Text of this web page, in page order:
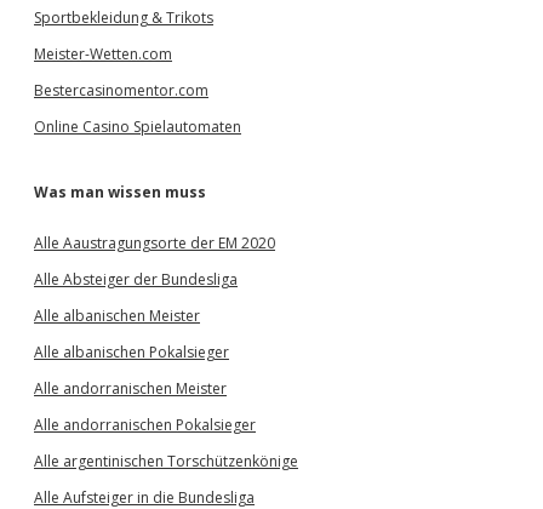
Sportbekleidung & Trikots
Meister-Wetten.com
Bestercasinomentor.com
Online Casino Spielautomaten
Was man wissen muss
Alle Aaustragungsorte der EM 2020
Alle Absteiger der Bundesliga
Alle albanischen Meister
Alle albanischen Pokalsieger
Alle andorranischen Meister
Alle andorranischen Pokalsieger
Alle argentinischen Torschützenkönige
Alle Aufsteiger in die Bundesliga